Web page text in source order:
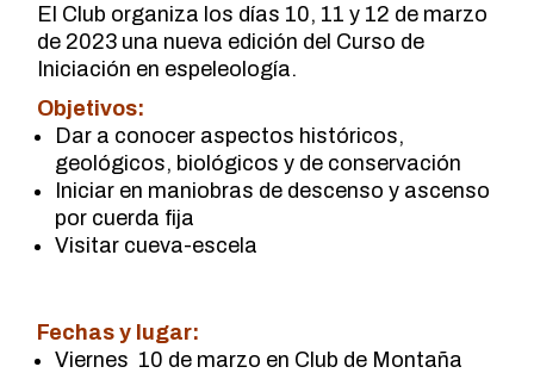
El Club organiza los días 10, 11 y 12 de marzo
de 2023 una nueva edición del Curso de
Iniciación en espeleología.
Objetivos:
Dar a conocer aspectos históricos,
geológicos, biológicos y de conservación
Iniciar en maniobras de descenso y ascenso
por cuerda fija
Visitar cueva-escela
Fechas y lugar:
Viernes 10 de marzo en Club de Montaña